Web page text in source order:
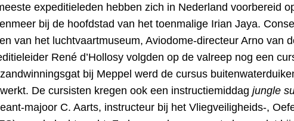
expeditieleden hebben zich in Nederland voorbereid
bij de hoofdstad van het toenmalige Irian Jaya.
van het luchtvaartmuseum, Aviodome-directeur Arno van
René d’Hollosy volgden op de valreep nog een
bij Meppel werd de cursus
De cursisten kregen ook een instructiemiddag jungle
majoor C. Aarts, instructeur bij het Vliegveiligheids-,